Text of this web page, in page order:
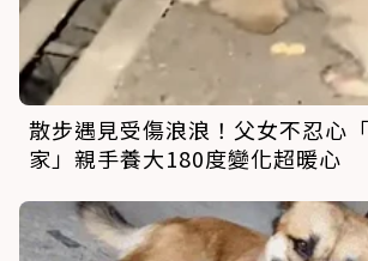
散步遇見受傷浪浪！父女不忍心
家」親手養大180度變化超暖心